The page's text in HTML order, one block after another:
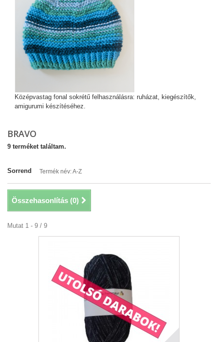
Középvastag fonal sokrétű felhasználásra: ruházat, kiegészítők,
amigurumi készítéséhez.
BRAVO
9 terméket találtam.
Sorrend Termék név: A-Z
Összehasonlítás (0)
Mutat 1 - 9 / 9